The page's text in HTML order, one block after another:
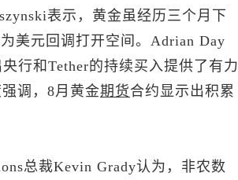
表示，黄金虽经历三个月下
美元回调打开空间。Adrian Day
行和Tether的持续买入提供了有力
调，8月黄金期货合约显示出积累
总裁Kevin Grady认为，非农数